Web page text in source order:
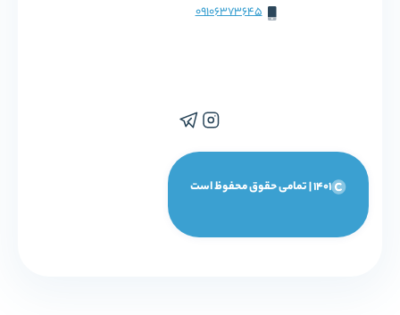
09106373645
1401 | تمامی حقوق محفوظ است